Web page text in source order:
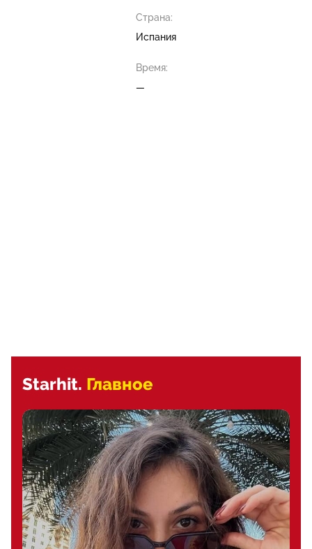
Страна:
Испания
Время:
—
Starhit. Главное